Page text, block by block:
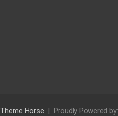
Theme Horse Proudly Powered by: